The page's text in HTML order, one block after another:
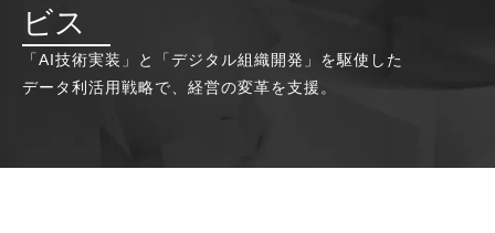
ビス
「AI技術実装」と「デジタル組織開発」を駆使した
データ利活用戦略で、経営の変革を支援。